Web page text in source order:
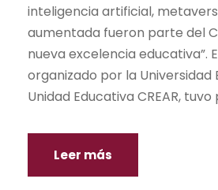
inteligencia artificial,
aumentada fueron parte del
nueva excelencia educativa”.
organizado por la Universidad
Unidad Educativa CREAR,
Leer más